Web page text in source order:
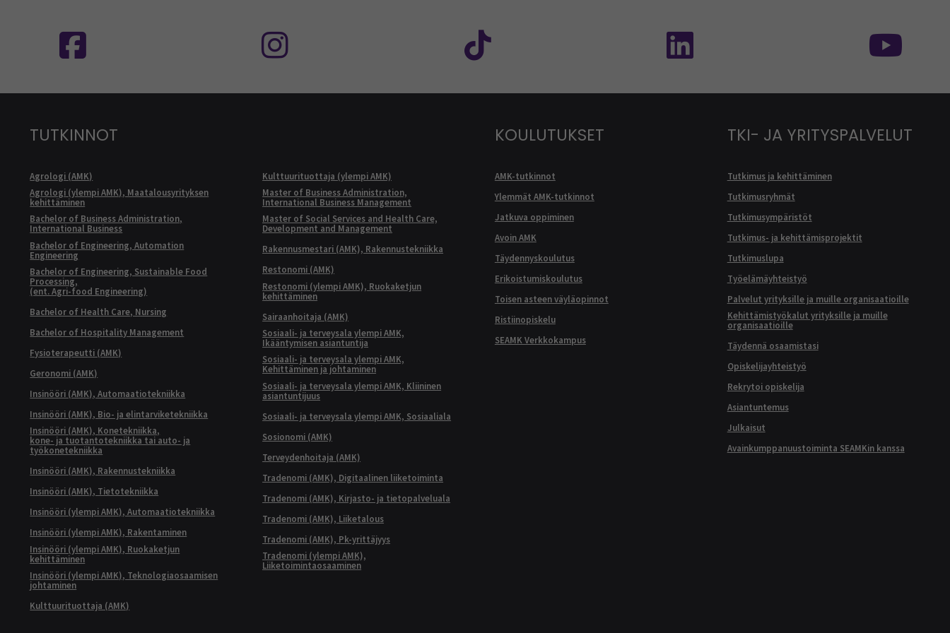
TUTKINNOT
Agrologi (AMK)
Agrologi (ylempi AMK), Maatalousyrityksen
kehittäminen
Bachelor of Business Administration,
International Business
Bachelor of Engineering, Automation
Engineering
Bachelor of Engineering, Sustainable Food
Processing,
(ent. Agri-food Engineering)
Bachelor of Health Care, Nursing
Bachelor of Hospitality Management
Fysioterapeutti (AMK)
Geronomi (AMK)
Insinööri (AMK), Automaatiotekniikka
Insinööri (AMK), Bio- ja elintarviketekniikka
Insinööri (AMK), Konetekniikka,
kone- ja tuotantotekniikka tai auto- ja
työkonetekniikka
Insinööri (AMK), Rakennustekniikka
Insinööri (AMK), Tietotekniikka
Insinööri (ylempi AMK), Automaatiotekniikka
Insinööri (ylempi AMK), Rakentaminen
Insinööri (ylempi AMK), Ruokaketjun
kehittäminen
Insinööri (ylempi AMK), Teknologiaosaamisen
johtaminen
Kulttuurituottaja (AMK)
Kulttuurituottaja (ylempi AMK)
Master of Business Administration,
International Business Management
Master of Social Services and Health Care,
Development and Management
Rakennusmestari (AMK), Rakennustekniikka
Restonomi (AMK)
Restonomi (ylempi AMK), Ruokaketjun
kehittäminen
Sairaanhoitaja (AMK)
Sosiaali- ja terveysala ylempi AMK,
Ikääntymisen asiantuntija
Sosiaali- ja terveysala ylempi AMK,
Kehittäminen ja johtaminen
Sosiaali- ja terveysala ylempi AMK, Kliininen
asiantuntijuus
Sosiaali- ja terveysala ylempi AMK, Sosiaaliala
Sosionomi (AMK)
Terveydenhoitaja (AMK)
Tradenomi (AMK), Digitaalinen liiketoiminta
Tradenomi (AMK), Kirjasto- ja tietopalveluala
Tradenomi (AMK), Liiketalous
Tradenomi (AMK), Pk-yrittäjyys
Tradenomi (ylempi AMK),
Liiketoimintaosaaminen
KOULUTUKSET
AMK-tutkinnot
Ylemmät AMK-tutkinnot
Jatkuva oppiminen
Avoin AMK
Täydennyskoulutus
Erikoistumiskoulutus
Toisen asteen väyläopinnot
Ristiinopiskelu
SEAMK Verkkokampus
TKI- JA YRITYSPALVELUT
Tutkimus ja kehittäminen
Tutkimusryhmät
Tutkimusympäristöt
Tutkimus- ja kehittämisprojektit
Tutkimuslupa
Työelämäyhteistyö
Palvelut yrityksille ja muille organisaatioille
Kehittämistyökalut yrityksille ja muille
organisaatioille
Täydennä osaamistasi
Opiskelijayhteistyö
Rekrytoi opiskelija
Asiantuntemus
Julkaisut
Avainkumppanuustoiminta SEAMKin kanssa